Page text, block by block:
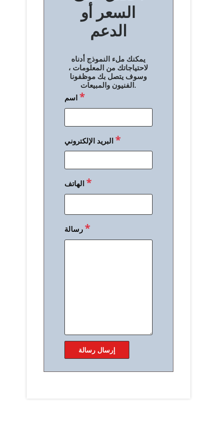
السعر أو
الدعم
يمكنك ملء النموذج أدناه
لاحتياجاتك من المعلومات ،
وسوف يتصل بك موظفونا
الفنيون والمبيعات.
اسم*
البريد الإلكتروني*
الهاتف*
رسالة*